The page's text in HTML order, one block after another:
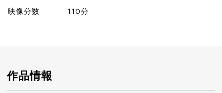
映像分数
110分
作品情報